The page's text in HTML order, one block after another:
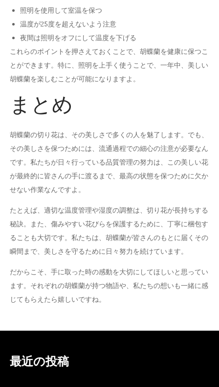
照明を使用して室温を保つ
温度が25度を超えないよう注意
夜間は照明をオフにして温度を下げる
これらのポイントを押さえておくことで、胡蝶蘭を健康に保つこ
とができます。特に、照明を上手く使うことで、一年中、美しい
胡蝶蘭を楽しむことが可能になりますよ。
まとめ
胡蝶蘭の切り花は、その美しさで多くの人を魅了します。でも、
その美しさを保つためには、流通過程での細心の注意が必要なん
です。私たちが日々行っている品質管理の努力は、この美しい花
が最終的に皆さんの手に渡るまで、最高の状態を保つために欠か
せない作業なんですよ。
たとえば、適切な温度管理や湿度の調整は、切り花が長持ちする
秘訣。また、傷みやすい花びらを保護するために、丁寧に梱包す
ることも大切です。私たちは、胡蝶蘭が皆さんのもとに届くその
瞬間まで、美しさを守るために日々努力を続けています。
だからこそ、手に取った時の感動を大切にしてほしいと思ってい
ます。それぞれの胡蝶蘭が持つ物語や、私たちの想いも一緒に感
じてもらえたら嬉しいですね。
最近の投稿